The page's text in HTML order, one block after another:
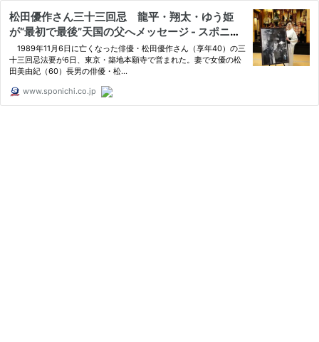
松田優作さん三十三回忌 龍平・翔太・ゆう姫
が“最初で最後”天国の父へメッセージ - スポニチ
Sponichi Annex 芸能
1989年11月6日に亡くなった俳優・松田優作さん（享年40）の三
十三回忌法要が6日、東京・築地本願寺で営まれた。妻で女優の松
田美由紀（60）長男の俳優・松…
www.sponichi.co.jp